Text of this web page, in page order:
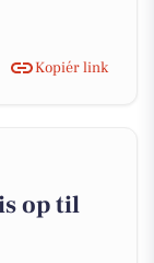
Kopiér link
op til